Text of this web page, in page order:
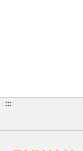
:::